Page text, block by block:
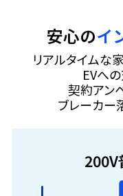
安心のイ
リアルタイムな
EVへ
契約アン
ブレーカー